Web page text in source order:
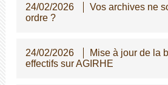
24/02/2026
Vos archives ne
ordre ?
24/02/2026
Mise à jour de la
effectifs sur AGIRHE